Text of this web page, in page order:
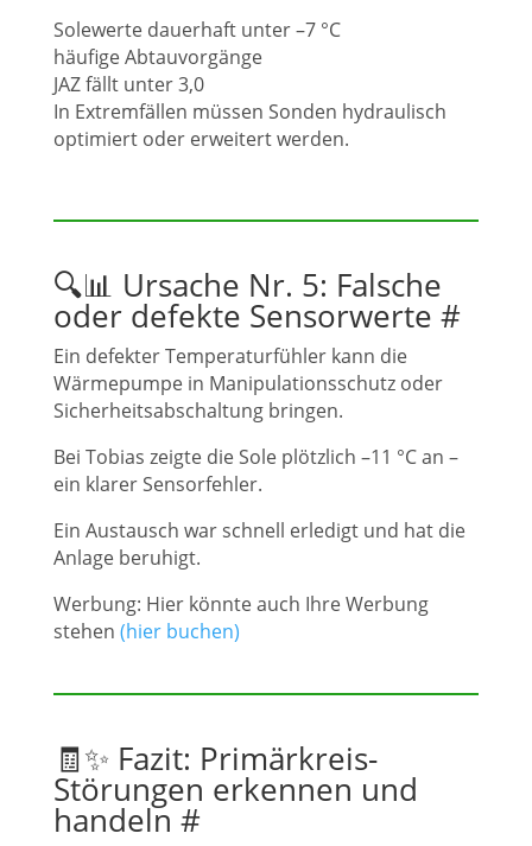
Solewerte dauerhaft unter –7 °C
häufige Abtauvorgänge
JAZ fällt unter 3,0
In Extremfällen müssen Sonden hydraulisch
optimiert oder erweitert werden.
🔍📊 Ursache Nr. 5: Falsche
oder defekte Sensorwerte #
Ein defekter Temperaturfühler kann die
Wärmepumpe in Manipulationsschutz oder
Sicherheitsabschaltung bringen.
Bei Tobias zeigte die Sole plötzlich –11 °C an –
ein klarer Sensorfehler.
Ein Austausch war schnell erledigt und hat die
Anlage beruhigt.
Werbung: Hier könnte auch Ihre Werbung
stehen (hier buchen)
🧾✨ Fazit: Primärkreis-
Störungen erkennen und
handeln #